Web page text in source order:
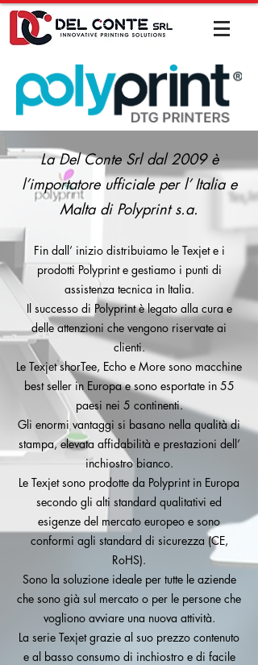
La Del Conte Srl dal 2009 è
l’importatore ufficiale per l’ Italia e
Malta di Polyprint s.a.
Fin dall’ inizio distribuiamo le Texjet e i
prodotti Polyprint e gestiamo i punti di
assistenza tecnica in Italia.
Il successo di Polyprint è legato alla cura e
delle attenzioni che vengono riservate ai
clienti.
Le Texjet shorTee, Echo e More sono macchine
best seller in Europa e sono esportate in 55
paesi nei 5 continenti.
Gli enormi vantaggi si basano nella qualità di
stampa, elevata affidabilità e prestazioni dell’
inchiostro bianco.
Le Texjet sono prodotte da Polyprint in Europa
secondo gli alti standard qualitativi ed
esigenze del mercato europeo e sono
conformi agli standard di sicurezza (CE,
RoHS).
Sono la soluzione ideale per tutte le aziende
che sono già sul mercato o per le persone che
vogliono avviare una nuova attività.
La serie Texjet grazie al suo prezzo contenuto
e al basso consumo di inchiostro e di facile